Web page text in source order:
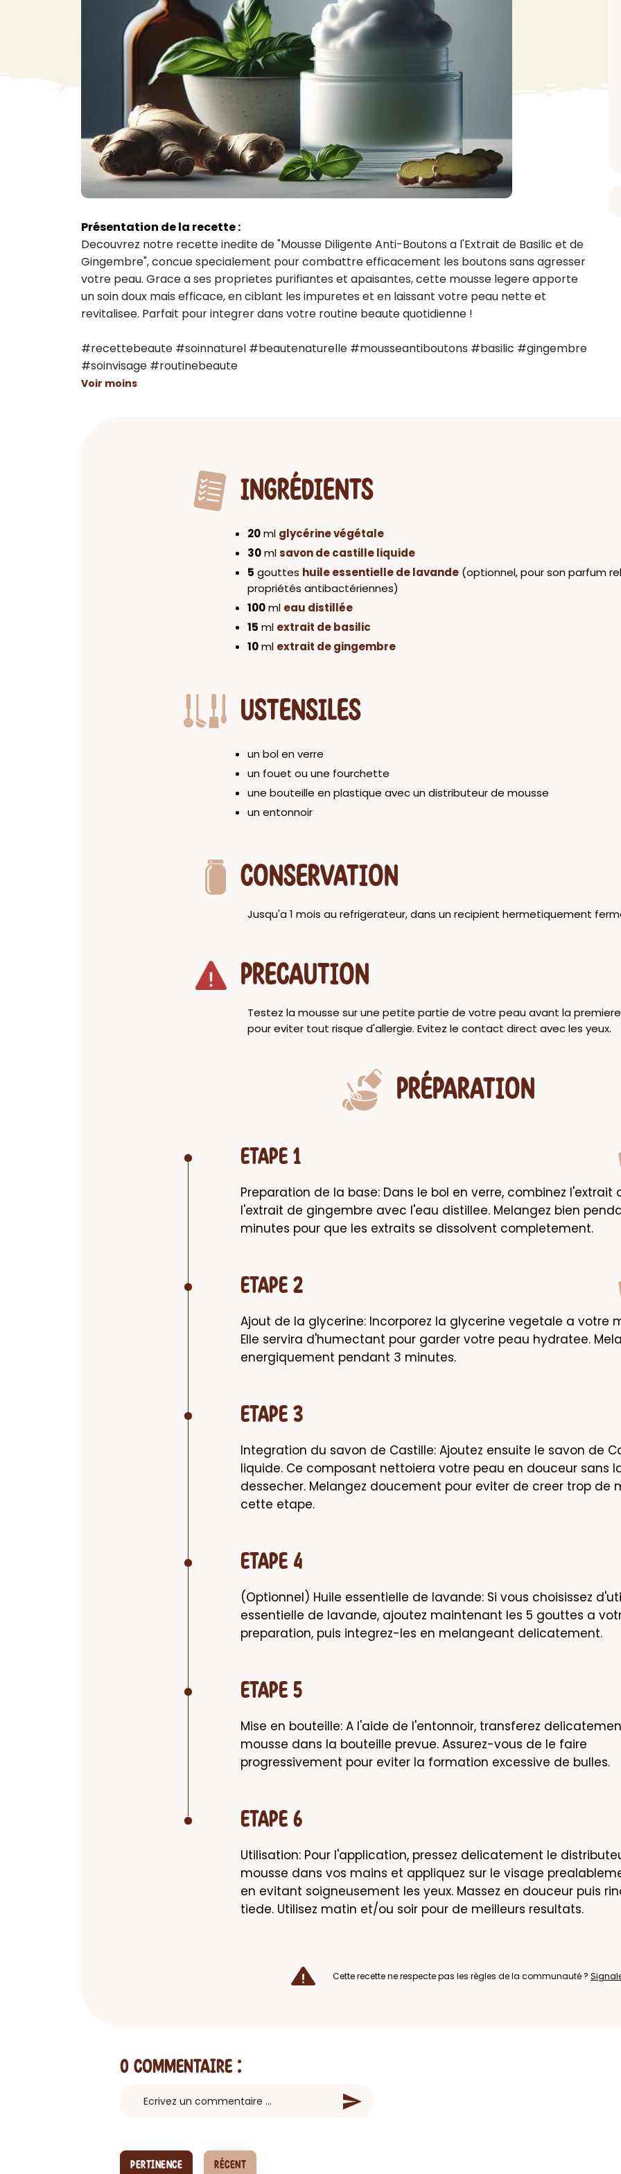
VAISELLE
Liquide Vaiselle
Entretien Lave Vaiselle
> Voir tout
DIVERS
Spécial Covid
Automobile
Autre
> Voir tout
BAIN ET DOUCHE
Gel douche
Huile de bain
> Voir tout
Spray corporel
Présentation de la recette :
Decouvrez notre recette inedite de "Mousse Diligente Anti-Boutons a l'Extrait de Basilic et de
Gingembre", concue specialement pour combattre efficacement les boutons sans agresser
votre peau. Grace a ses proprietes purifiantes et apaisantes, cette mousse legere apporte
un soin doux mais efficace, en ciblant les impuretes et en laissant votre peau nette et
revitalisee. Parfait pour integrer dans votre routine beaute quotidienne !
#recettebeaute #soinnaturel #beautenaturelle #mousseantiboutons #basilic #gingembre
#soinvisage #routinebeaute
Voir moins
INGRÉDIENTS
20ml glycérine végétale
30mlsavon de castille liquide
5 gouttes huile essentielle de lavande (optionnel, pour son parfum
propriétés antibactériennes)
100ml eau distillée
15 ml extrait de basilic
10ml extrait de gingembre
USTENSILES
un bol en verre
un fouet ou une fourchette
une bouteille en plastique avec un distributeur de mousse
un entonnoir
CONSERVATION
Jusqu'a 1 mois au refrigerateur, dans un recipient hermetiquement
PRECAUTION
Testez la mousse sur une petite partie de votre peau avant la
pour eviter tout risque d'allergie. Evitez le contact direct avec les yeux.
PRÉPARATION
ETAPE 1
Preparation de la base: Dans le bol en verre, combinez l'extrait
l'extrait de gingembre avec l'eau distillee. Melangez bien
minutes pour que les extraits se dissolvent completement.
ETAPE 2
Ajout de la glycerine: Incorporez la glycerine vegetale a votre
Elle servira d'humectant pour garder votre peau hydratee.
energiquement pendant 3 minutes.
ETAPE 3
Integration du savon de Castille: Ajoutez ensuite le savon de
liquide. Ce composant nettoiera votre peau en douceur sans
dessecher. Melangez doucement pour eviter de creer trop de
cette etape.
ETAPE 4
(Optionnel) Huile essentielle de lavande: Si vous choisissez
essentielle de lavande, ajoutez maintenant les 5 gouttes a
preparation, puis integrez-les en melangeant delicatement.
ETAPE 5
Mise en bouteille: A l'aide de l'entonnoir, transferez
mousse dans la bouteille prevue. Assurez-vous de le faire
progressivement pour eviter la formation excessive de bulles.
ETAPE 6
Utilisation: Pour l'application, pressez delicatement le
mousse dans vos mains et appliquez sur le visage
en evitant soigneusement les yeux. Massez en douceur puis
tiede. Utilisez matin et/ou soir pour de meilleurs resultats.
Cette recette ne respecte pas les règles de la communauté ?
0 Commentaire :
PERTINENCE RÉCENT